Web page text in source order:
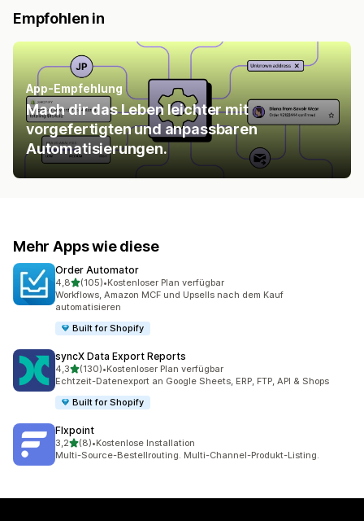
Empfohlen in
App-Empfehlung
Mach dir das Leben leichter mit
vorgefertigten und anpassbaren
Automatisierungen.
Mehr Apps wie diese
Order Automator
4,8von 5 Sternen
(105)
105 Rezensionen insgesamt
•Kostenloser Plan verfügbar
Workflows, Amazon MCF und Upsells nach dem Kauf
automatisieren
Built for Shopify
syncX Data Export Reports
4,3von 5 Sternen
(130)
130 Rezensionen insgesamt
•Kostenloser Plan verfügbar
Echtzeit-Datenexport an Google Sheets, ERP, FTP, API & Shops
Built for Shopify
Flxpoint
3,2von 5 Sternen
(8)
8 Rezensionen insgesamt
•Kostenlose Installation
Multi-Source-Bestellrouting. Multi-Channel-Produkt-Listing.